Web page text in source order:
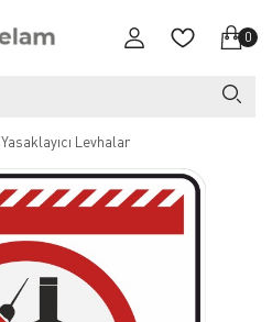
0
Yasaklayıcı Levhalar